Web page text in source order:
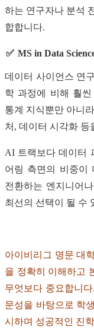
하는 연구자나 분석
합합니다.
MS in Data
데이터 사이언스 연
학 과정에 비해 훨
통계 지식뿐만 아니
처, 데이터 시각화 등
AI 트랙보다 데이터
어링 측면의 비중이
전환하는 엔지니어
최선의 선택이 될 수
아이비리그 명문 대
을 정확히 이해하고
무엇보다 중요합니
문성을 바탕으로 학
시하며 성공적인 진